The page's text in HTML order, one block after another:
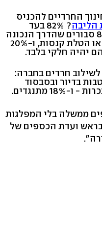
החרדיים להכניס
הליבה ? 82% בעד
ו-18% נגד. בין התומכים - 80% סבורים שהדרך הנכונה
לעשות כן היא בשלילת מימון או הטלת קנסות, ו-20%
יהיה חלקי בלבד.
חרדים בחברה:
בדיור ובסבסוד
מתנגדים.
ממשלה בלי המפלגות
ועדת הכספים של